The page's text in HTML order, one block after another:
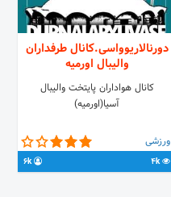
دورنالاریوواسی.کانال طرفداران
والیبال اورمیه
کانال هواداران پایتخت والیبال
آسیا(اورمیه)
ورزشی
4k
6k